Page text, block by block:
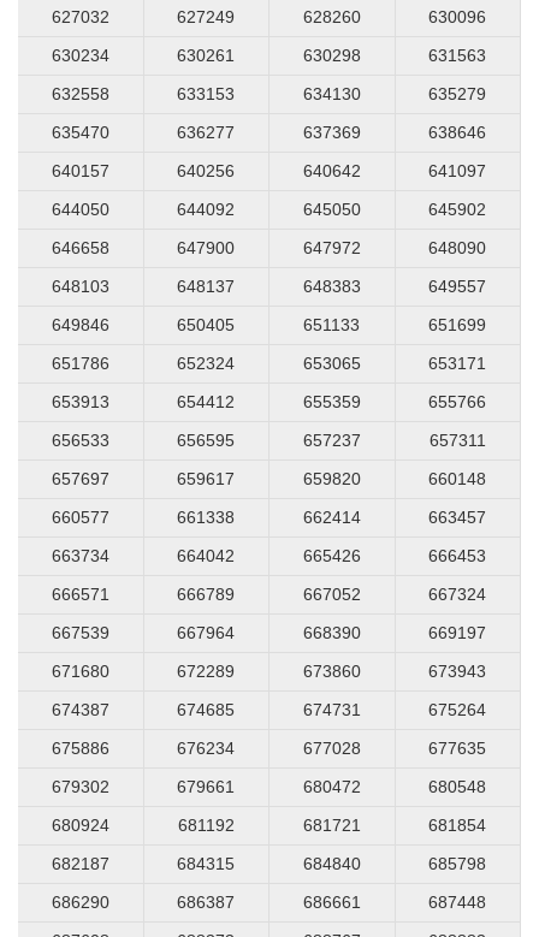
627032
627249 628260
630096
630234
630261 630298
631563
632558
633153 634130
635279
635470
636277 637369
638646
640157
640256 640642
641097
644050
644092 645050
645902
646658
647900 647972
648090
648103
648137 648383
649557
649846
650405 651133
651699
651786
652324 653065
653171
653913
654412 655359
655766
656533
656595 657237
657311
657697
659617 659820
660148
660577
661338 662414
663457
663734
664042 665426
666453
666571
666789 667052
667324
667539
667964 668390
669197
671680
672289 673860
673943
674387
674685 674731
675264
675886
676234 677028
677635
679302
679661 680472
680548
680924
681192 681721
681854
682187
684315 684840
685798
686290
686387 686661
687448